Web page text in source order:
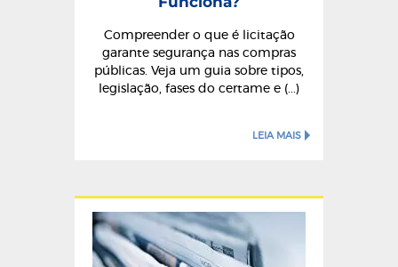
Compreender o que é licitação
garante segurança nas compras
públicas. Veja um guia sobre tipos,
legislação, fases do certame e (...)
LEIA MAIS